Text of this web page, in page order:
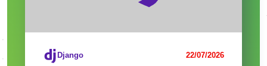
Django 22/07/2026